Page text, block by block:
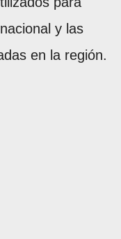
y las
en la región.